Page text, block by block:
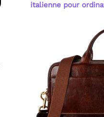
italienne pour